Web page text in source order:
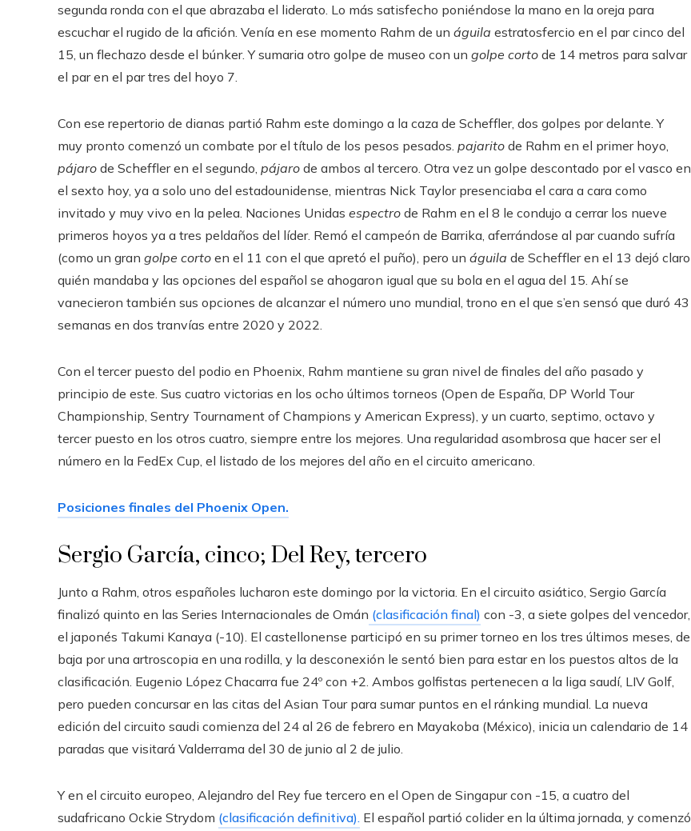
segunda ronda con el que abrazaba el liderato. Lo más satisfecho poniéndose la mano en la oreja para
escuchar el rugido de la afición. Venía en ese momento Rahm de un águila estratosfercio en el par cinco del
15, un flechazo desde el búnker. Y sumaria otro golpe de museo con un golpe corto de 14 metros para salvar
el par en el par tres del hoyo 7.
Con ese repertorio de dianas partió Rahm este domingo a la caza de Scheffler, dos golpes por delante. Y
muy pronto comenzó un combate por el título de los pesos pesados. pajarito de Rahm en el primer hoyo,
pájaro de Scheffler en el segundo, pájaro de ambos al tercero. Otra vez un golpe descontado por el vasco en
el sexto hoy, ya a solo uno del estadounidense, mientras Nick Taylor presenciaba el cara a cara como
invitado y muy vivo en la pelea. Naciones Unidas espectro de Rahm en el 8 le condujo a cerrar los nueve
primeros hoyos ya a tres peldaños del líder. Remó el campeón de Barrika, aferrándose al par cuando sufría
(como un gran golpe corto en el 11 con el que apretó el puño), pero un águila de Scheffler en el 13 dejó claro
quién mandaba y las opciones del español se ahogaron igual que su bola en el agua del 15. Ahí se
vanecieron también sus opciones de alcanzar el número uno mundial, trono en el que s’en sensó que duró 43
semanas en dos tranvías entre 2020 y 2022.
Con el tercer puesto del podio en Phoenix, Rahm mantiene su gran nivel de finales del año pasado y
principio de este. Sus cuatro victorias en los ocho últimos torneos (Open de España, DP World Tour
Championship, Sentry Tournament of Champions y American Express), y un cuarto, septimo, octavo y
tercer puesto en los otros cuatro, siempre entre los mejores. Una regularidad asombrosa que hacer ser el
número en la FedEx Cup, el listado de los mejores del año en el circuito americano.
Posiciones finales del Phoenix Open.
Sergio García, cinco; Del Rey, tercero
Junto a Rahm, otros españoles lucharon este domingo por la victoria. En el circuito asiático, Sergio García
finalizó quinto en las Series Internacionales de Omán (clasificación final) con -3, a siete golpes del vencedor,
el japonés Takumi Kanaya (-10). El castellonense participó en su primer torneo en los tres últimos meses, de
baja por una artroscopia en una rodilla, y la desconexión le sentó bien para estar en los puestos altos de la
clasificación. Eugenio López Chacarra fue 24º con +2. Ambos golfistas pertenecen a la liga saudí, LIV Golf,
pero pueden concursar en las citas del Asian Tour para sumar puntos en el ránking mundial. La nueva
edición del circuito saudi comienza del 24 al 26 de febrero en Mayakoba (México), inicia un calendario de 14
paradas que visitará Valderrama del 30 de junio al 2 de julio.
Y en el circuito europeo, Alejandro del Rey fue tercero en el Open de Singapur con -15, a cuatro del
sudafricano Ockie Strydom (clasificación definitiva). El español partió colider en la última jornada, y comenzó